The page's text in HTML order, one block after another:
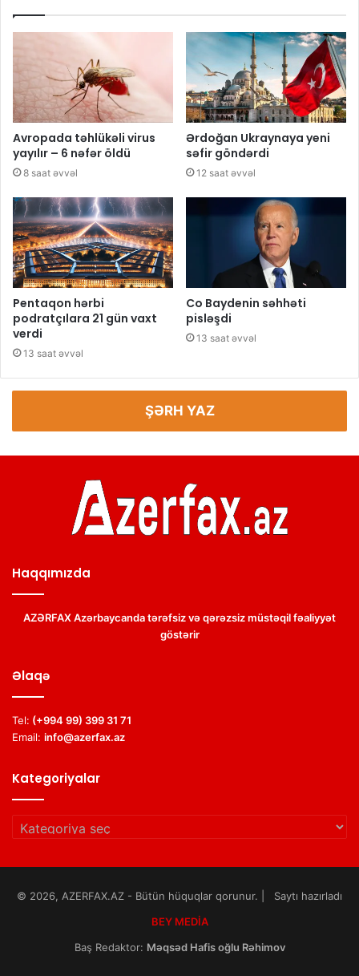
Avropada təhlükəli virus
yayılır – 6 nəfər öldü
8 saat əvvəl
Ərdoğan Ukraynaya yeni
səfir göndərdi
12 saat əvvəl
Pentaqon hərbi
podratçılara 21 gün vaxt
verdi
13 saat əvvəl
Co Baydenin səhhəti
pisləşdi
13 saat əvvəl
ŞƏRH YAZ
Haqqımızda
AZƏRFAX Azərbaycanda tərəfsiz və qərəzsiz müstəqil fəaliyyət
göstərir
Əlaqə
Tel: (+994 99) 399 31 71
Email: info@azerfax.az
Kategoriyalar
Kategoriyalar
© 2026, AZERFAX.AZ - Bütün hüquqlar qorunur. | Saytı hazırladı
BEY MEDİA
Baş Redaktor: Məqsəd Hafis oğlu Rəhimov